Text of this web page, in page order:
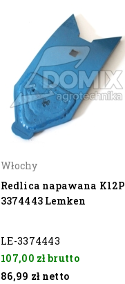
Włochy
Redlica napawana K12P
3374443 Lemken
LE-3374443
107,00 złbrutto
86,99 zł netto